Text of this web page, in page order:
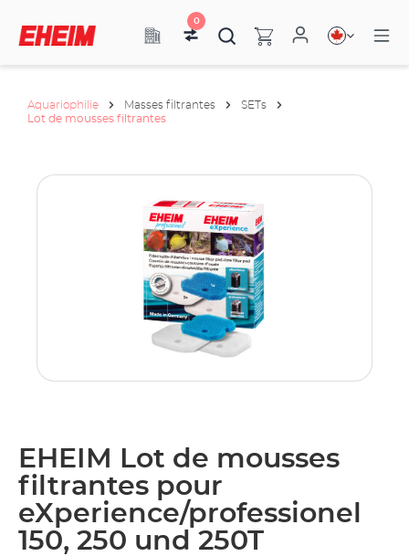
0
Aquariophilie Masses filtrantes
SETs
Lot de mousses filtrantes
EHEIM Lot de mousses
filtrantes pour
eXperience/professionel
150, 250 und 250T